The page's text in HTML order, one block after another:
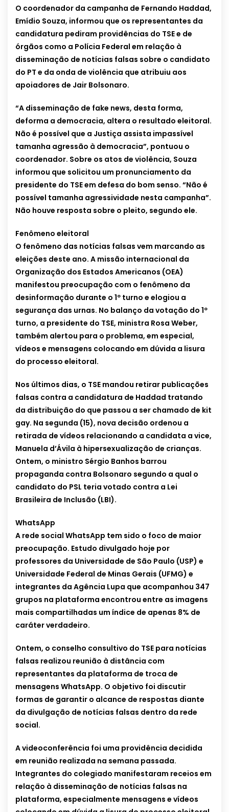
O coordenador da campanha de Fernando Haddad,
Emídio Souza, informou que os representantes da
candidatura pediram providências do TSE e de
órgãos como a Polícia Federal em relação à
disseminação de notícias falsas sobre o candidato
do PT e da onda de violência que atribuiu aos
apoiadores de Jair Bolsonaro.
“A disseminação de fake news, desta forma,
deforma a democracia, altera o resultado eleitoral.
Não é possível que a Justiça assista impassível
tamanha agressão à democracia”, pontuou o
coordenador. Sobre os atos de violência, Souza
informou que solicitou um pronunciamento da
presidente do TSE em defesa do bom senso. “Não é
possível tamanha agressividade nesta campanha”.
Não houve resposta sobre o pleito, segundo ele.
Fenômeno eleitoral
O fenômeno das notícias falsas vem marcando as
eleições deste ano. A missão internacional da
Organização dos Estados Americanos (OEA)
manifestou preocupação com o fenômeno da
desinformação durante o 1º turno e elogiou a
segurança das urnas. No balanço da votação do 1º
turno, a presidente do TSE, ministra Rosa Weber,
também alertou para o problema, em especial,
vídeos e mensagens colocando em dúvida a lisura
do processo eleitoral.
Nos últimos dias, o TSE mandou retirar publicações
falsas contra a candidatura de Haddad tratando
da distribuição do que passou a ser chamado de kit
gay. Na segunda (15), nova decisão ordenou a
retirada de vídeos relacionando a candidata a vice,
Manuela d’Ávila à hipersexualização de crianças.
Ontem, o ministro Sérgio Banhos barrou
propaganda contra Bolsonaro segundo a qual o
candidato do PSL teria votado contra a Lei
Brasileira de Inclusão (LBI).
WhatsApp
A rede social WhatsApp tem sido o foco de maior
preocupação. Estudo divulgado hoje por
professores da Universidade de São Paulo (USP) e
Universidade Federal de Minas Gerais (UFMG) e
integrantes da Agência Lupa que acompanhou 347
grupos na plataforma encontrou entre as imagens
mais compartilhadas um índice de apenas 8% de
caráter verdadeiro.
Ontem, o conselho consultivo do TSE para notícias
falsas realizou reunião à distância com
representantes da plataforma de troca de
mensagens WhatsApp. O objetivo foi discutir
formas de garantir o alcance de respostas diante
da divulgação de notícias falsas dentro da rede
social.
A videoconferência foi uma providência decidida
em reunião realizada na semana passada.
Integrantes do colegiado manifestaram receios em
relação à disseminação de notícias falsas na
plataforma, especialmente mensagens e vídeos